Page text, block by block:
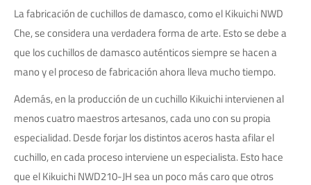
La fabricación de cuchillos de damasco, como el Kikuichi NWD
Che, se considera una verdadera forma de arte. Esto se debe a
que los cuchillos de damasco auténticos siempre se hacen a
mano y el proceso de fabricación ahora lleva mucho tiempo.
Además, en la producción de un cuchillo Kikuichi intervienen al
menos cuatro maestros artesanos, cada uno con su propia
especialidad. Desde forjar los distintos aceros hasta afilar el
cuchillo, en cada proceso interviene un especialista. Esto hace
que el Kikuichi NWD210-JH sea un poco más caro que otros